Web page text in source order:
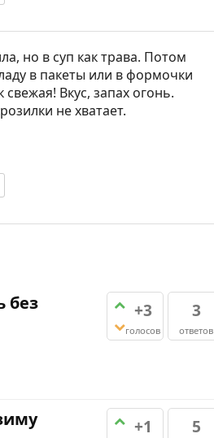
но в суп как трава. Потом
в пакеты или в формочки
Вкус, запах огонь.
не хватает.
+3
голосов
3
ответов
без
+1 5